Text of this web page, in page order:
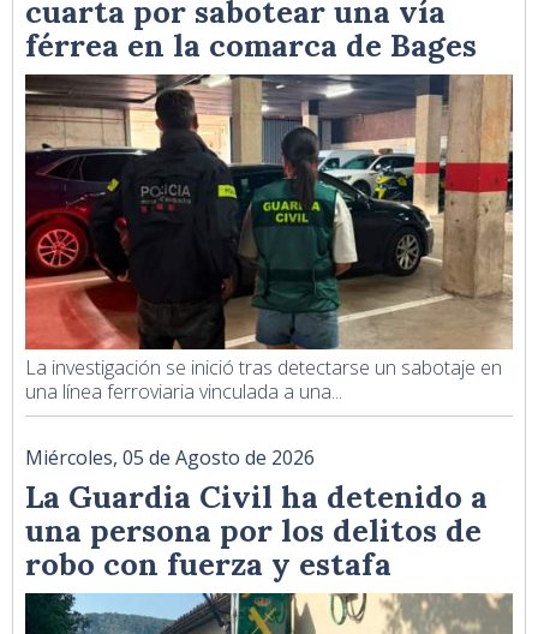
cuarta por sabotear una vía
férrea en la comarca de Bages
La investigación se inició tras detectarse un sabotaje en
una línea ferroviaria vinculada a una...
Miércoles, 05 de Agosto de 2026
La Guardia Civil ha detenido a
una persona por los delitos de
robo con fuerza y estafa